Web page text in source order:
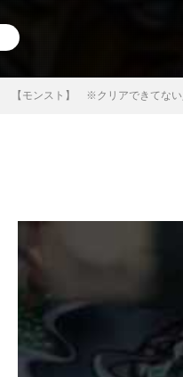
【モンスト】 ※クリアできてな